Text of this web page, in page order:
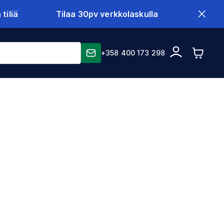
tiliä Tilaa 30pv verkkolaskulla
+358 400 173 298